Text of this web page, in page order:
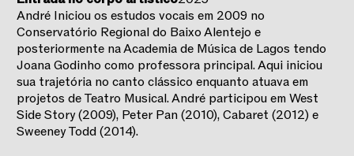
André Iniciou os estudos vocais em 2009 no
Conservatório Regional do Baixo Alentejo e
posteriormente na Academia de Música de Lagos tendo
Joana Godinho como professora principal. Aqui iniciou
sua trajetória no canto clássico enquanto atuava em
projetos de Teatro Musical. André participou em West
Side Story (2009), Peter Pan (2010), Cabaret (2012) e
Sweeney Todd (2014).